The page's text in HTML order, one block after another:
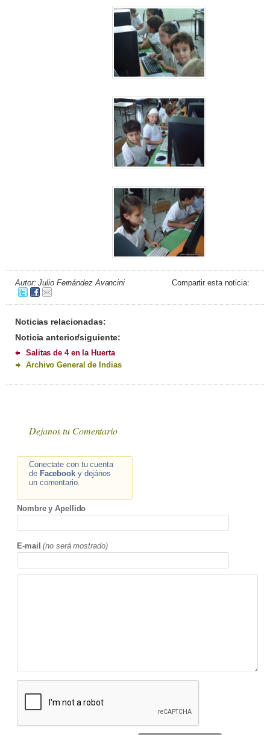
Autor: Julio Fernández Avancini Compartir esta noticia:
Noticias relacionadas:
Noticia anterior/siguiente:
Salitas de 4 en la Huerta
Archivo General de Indias
Dejanos tu Comentario
Conectate con tu cuenta
de Facebooky dejános
un comentario.
Nombre y Apellido
E-mail (no será mostrado)